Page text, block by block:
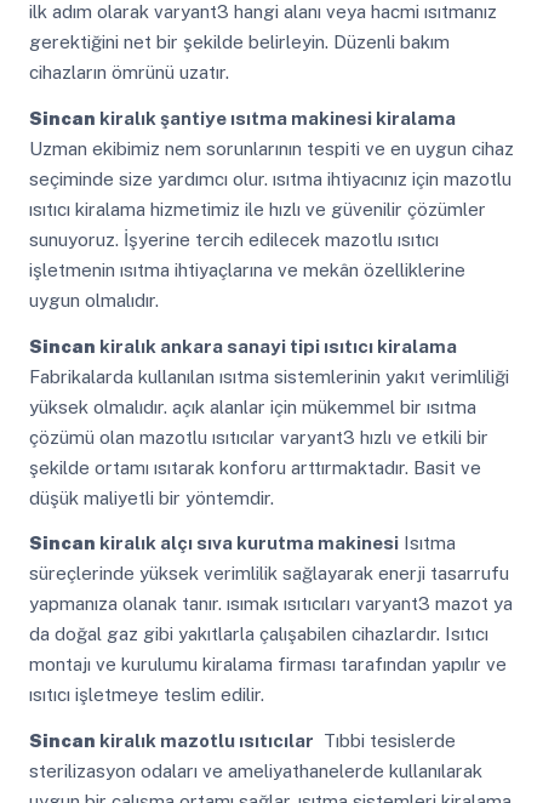
ilk adım olarak varyant3 hangi alanı veya hacmi ısıtmanız
gerektiğini net bir şekilde belirleyin. Düzenli bakım
cihazların ömrünü uzatır.
Sincan kiralık şantiye ısıtma makinesi kiralama
Uzman ekibimiz nem sorunlarının tespiti ve en uygun cihaz
seçiminde size yardımcı olur. ısıtma ihtiyacınız için mazotlu
ısıtıcı kiralama hizmetimiz ile hızlı ve güvenilir çözümler
sunuyoruz. İşyerine tercih edilecek mazotlu ısıtıcı
işletmenin ısıtma ihtiyaçlarına ve mekân özelliklerine
uygun olmalıdır.
Sincan kiralık ankara sanayi tipi ısıtıcı kiralama
Fabrikalarda kullanılan ısıtma sistemlerinin yakıt verimliliği
yüksek olmalıdır. açık alanlar için mükemmel bir ısıtma
çözümü olan mazotlu ısıtıcılar varyant3 hızlı ve etkili bir
şekilde ortamı ısıtarak konforu arttırmaktadır. Basit ve
düşük maliyetli bir yöntemdir.
Sincan kiralık alçı sıva kurutma makinesiIsıtma
süreçlerinde yüksek verimlilik sağlayarak enerji tasarrufu
yapmanıza olanak tanır. ısımak ısıtıcıları varyant3 mazot ya
da doğal gaz gibi yakıtlarla çalışabilen cihazlardır. Isıtıcı
montajı ve kurulumu kiralama firması tarafından yapılır ve
ısıtıcı işletmeye teslim edilir.
Sincan kiralık mazotlu ısıtıcılar Tıbbi tesislerde
sterilizasyon odaları ve ameliyathanelerde kullanılarak